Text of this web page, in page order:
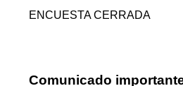
ENCUESTA CERRADA
Comunicado